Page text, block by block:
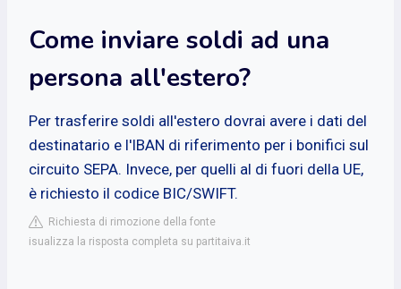
Come inviare soldi ad una
persona all'estero?
Per trasferire soldi all'estero dovrai avere i dati del
destinatario e l'IBAN di riferimento per i bonifici sul
circuito SEPA. Invece, per quelli al di fuori della UE,
è richiesto il codice BIC/SWIFT.
Richiesta di rimozione della fonte
isualizza la risposta completa su partitaiva.it